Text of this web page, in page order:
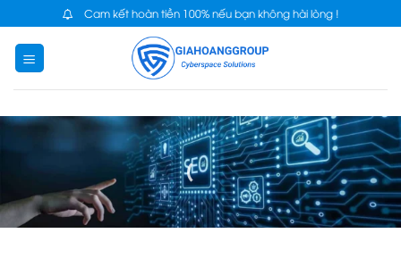
content
Cam kết hoàn tiền 100% nếu bạn không hài lòng !